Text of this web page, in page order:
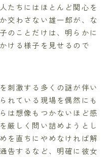
たちにはほとんど関心を
交わさない雄一郎が、な
のことだけは、明らかに
ける様子を見せるので
刺激する多くの謎が伴い
れている現場を偶然にも
は想像もつかないほど感
厳しく問い詰めようとし
を直ちにやめなければ解
告するなど、明確に彼女